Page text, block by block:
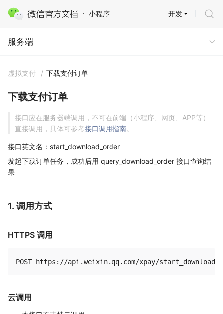
小程序
服务端
开发
服务端
虚拟支付 / 下载支付订单
下载支付订单
接口应在服务器端调用，不可在前端（小程序、网页、APP等）
直接调用，具体可参考接口调用指南。
接口英文名：start_download_order
发起下载订单任务，成功后用 query_download_order 接口查询结
果
1. 调用方式
HTTPS 调用
云调用